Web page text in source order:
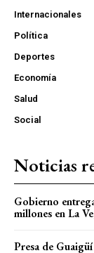
Internacionales
Política
Deportes
Economía
Salud
Social
Noticias
Gobierno
millones en La
Presa de